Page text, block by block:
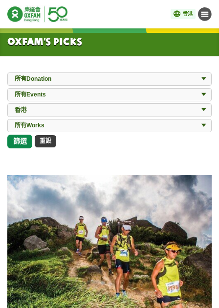
香港 目錄
開始主要內容
Oxfam’s Picks
Donation
所有Donation
Events
所有Events
Locations
香港
所有Works
所有Works
篩選 重設